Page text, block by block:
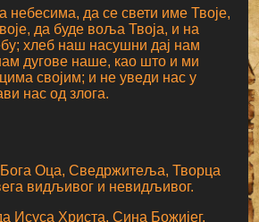
небесима, да се свети име Твоје,
да буде воља Твоја, и на
хлеб наш насушни дај нам
дугове наше, као што и ми
својим; и не уведи нас у
нас од злога.
Бога Оца, Сведржитеља, Творца
видљивог и невидљивог.
Исуса Христа, Сина Божијег,